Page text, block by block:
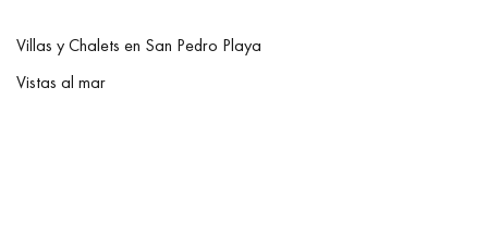
Villas y Chalets en San Pedro Playa
Vistas al mar